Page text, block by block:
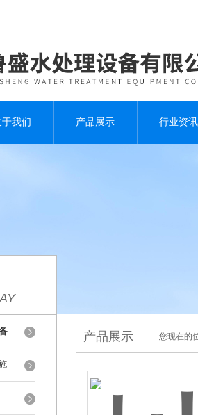
于我们 产品展示 行业资讯
产品展示 您现在的